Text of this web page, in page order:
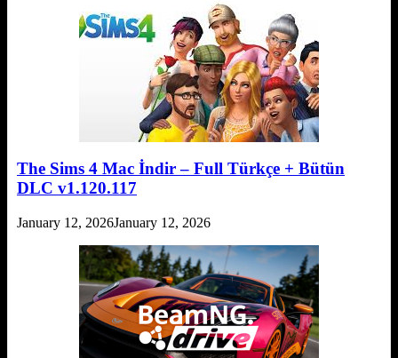
The Sims 4 Mac İndir – Full Türkçe + Bütün
DLC v1.120.117
January 12, 2026January 12, 2026